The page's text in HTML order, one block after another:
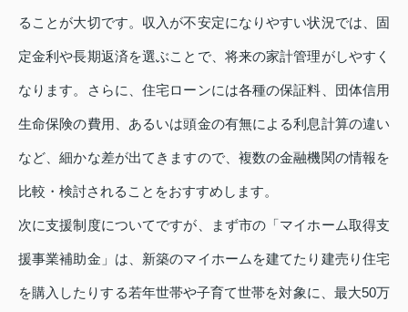
ることが大切です。収入が不安定になりやすい状況では、固
定金利や長期返済を選ぶことで、将来の家計管理がしやすく
なります。さらに、住宅ローンには各種の保証料、団体信用
生命保険の費用、あるいは頭金の有無による利息計算の違い
など、細かな差が出てきますので、複数の金融機関の情報を
比較・検討されることをおすすめします。
次に支援制度についてですが、まず市の「マイホーム取得支
援事業補助金」は、新築のマイホームを建てたり建売り住宅
を購入したりする若年世帯や子育て世帯を対象に、最大50万